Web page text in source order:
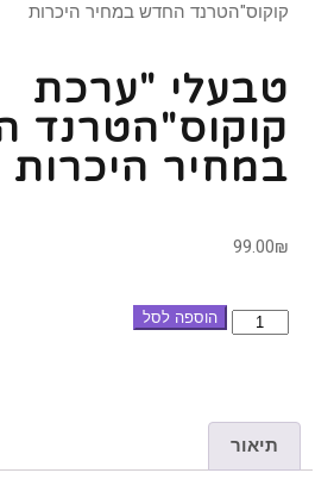
קוקוס"הטרנד החדש במחיר היכרות
טבעלי "ערכת
קוקוס"הטרנד
במחיר היכרות
99.00₪
הוספה לסל
תיאור